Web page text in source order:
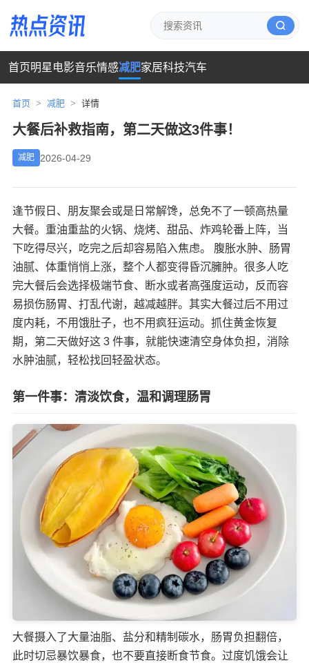
首页明星 电影音乐情感减肥家居科技汽车
首页 > 减肥 > 详情
大餐后补救指南，第二天做这3件事！
减肥 2026-04-29
逢节假日、朋友聚会或是日常解馋，总免不了一顿高热量
大餐。重油重盐的火锅、烧烤、甜品、炸鸡轮番上阵，当
下吃得尽兴，吃完之后却容易陷入焦虑。 腹胀水肿、肠胃
油腻、体重悄悄上涨，整个人都变得昏沉臃肿。很多人吃
完大餐后会选择极端节食、断水或者高强度运动，反而容
易损伤肠胃、打乱代谢，越减越胖。其实大餐过后不用过
度内耗，不用饿肚子，也不用疯狂运动。抓住黄金恢复
期，第二天做好这 3 件事，就能快速清空身体负担，消除
水肿油腻，轻松找回轻盈状态。
第一件事：清淡饮食，温和调理肠胃
大餐摄入了大量油脂、盐分和精制碳水，肠胃负担翻倍，
此时切忌暴饮暴食，也不要直接断食节食。过度饥饿会让